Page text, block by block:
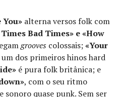
You» alterna versos folk com
Bad Times» e «How
grooves colossais;«Your
um dos primeiros hinos hard
é pura folk britânica; e
, com o seu ritmo
sonoro quase punk. Sem ser